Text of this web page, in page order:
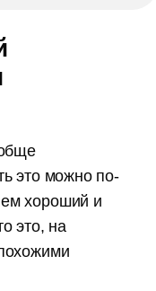
это можно по-
хороший и
это, на